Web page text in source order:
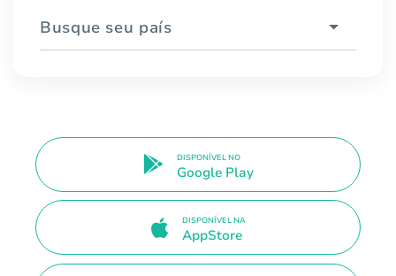
Busque seu país
DISPONÍVEL NO
Google Play
DISPONÍVEL NA
AppStore